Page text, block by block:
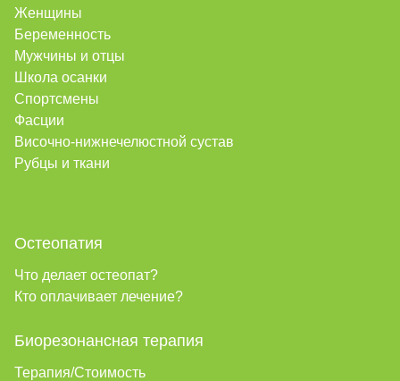
Женщины
Беременность
Мужчины и отцы
Школа осанки
Спортсмены
Фасции
Височно-нижнечелюстной сустав
Рубцы и ткани
Остеопатия
Что делает остеопат?
Кто оплачивает лечение?
Биорезонансная терапия
Терапия/Стоимость